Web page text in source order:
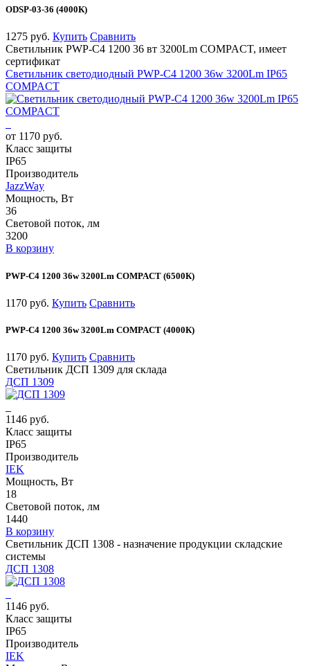
ODSP-03-36 (4000К)
1275 руб. Купить Сравнить
Светильник PWP-С4 1200 36 вт 3200Lm COMPACT, имеет
сертификат
Светильник светодиодный PWP-С4 1200 36w 3200Lm IP65
COMPACT
от 1170 руб.
Класс защиты
IP65
Производитель
JazzWay
Мощность, Вт
36
Световой поток, лм
3200
В корзину
PWP-С4 1200 36w 3200Lm COMPACT (6500К)
1170 руб. Купить Сравнить
PWP-С4 1200 36w 3200Lm COMPACT (4000К)
1170 руб. Купить Сравнить
Светильник ДСП 1309 для склада
ДСП 1309
1146 руб.
Класс защиты
IP65
Производитель
IEK
Мощность, Вт
18
Световой поток, лм
1440
В корзину
Светильник ДСП 1308 - назначение продукции складские
системы
ДСП 1308
1146 руб.
Класс защиты
IP65
Производитель
IEK